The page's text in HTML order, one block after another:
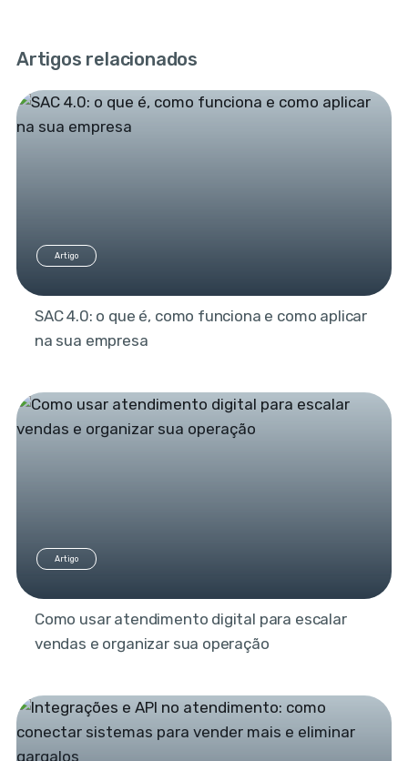
Artigos relacionados
Artigo
SAC 4.0: o que é, como funciona e como aplicar
na sua empresa
Artigo
Como usar atendimento digital para escalar
vendas e organizar sua operação